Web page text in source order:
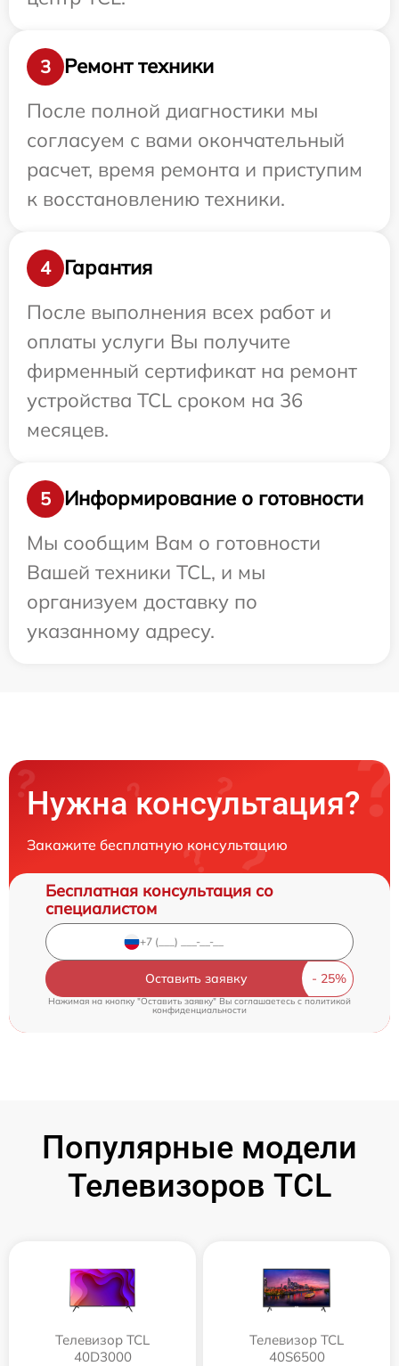
3
Ремонт техники
После полной диагностики мы
согласуем с вами окончательный
расчет, время ремонта и приступим
к восстановлению техники.
4
Гарантия
После выполнения всех работ и
оплаты услуги Вы получите
фирменный сертификат на ремонт
устройства TCL сроком на 36
месяцев.
5
Информирование о готовности
Мы сообщим Вам о готовности
Вашей техники TCL, и мы
организуем доставку по
указанному адресу.
Нужна консультация?
Закажите бесплатную консультацию
Бесплатная консультация со
специалистом
Оставить заявку
Нажимая на кнопку "Оставить заявку" Вы соглашаетесь cполитикой
конфиденциальности
Популярные модели
Телевизоров TCL
Телевизор TCL
40D3000
Телевизор TCL
40S6500